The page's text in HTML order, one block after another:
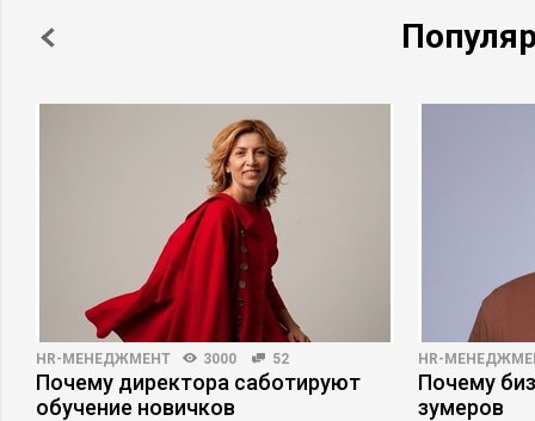
HR-МЕНЕДЖМЕНТ 3000 52
Почему директора саботируют
обучение новичков
HR-
Почему
зумеров